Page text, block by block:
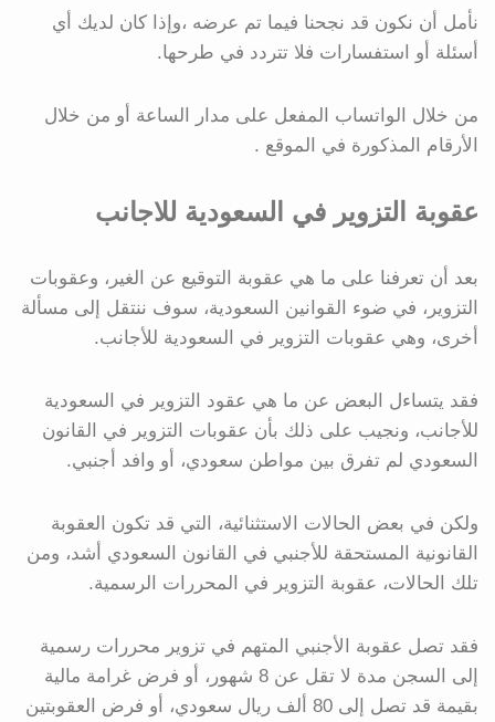
نأمل أن نكون قد نجحنا فيما تم عرضه ،وإذا كان لديك أي
أسئلة أو استفسارات فلا تتردد في طرحها.
من خلال الواتساب المفعل على مدار الساعة أو من خلال
الأرقام المذكورة في الموقع .
عقوبة التزوير في السعودية للاجانب
بعد أن تعرفنا على ما هي عقوبة التوقيع عن الغير، وعقوبات
التزوير، في ضوء القوانين السعودية، سوف ننتقل إلى مسألة
أخرى، وهي عقوبات التزوير في السعودية للأجانب.
فقد يتساءل البعض عن ما هي عقود التزوير في السعودية
للأجانب، ونجيب على ذلك بأن عقوبات التزوير في القانون
السعودي لم تفرق بين مواطن سعودي، أو وافد أجنبي.
ولكن في بعض الحالات الاستثنائية، التي قد تكون العقوبة
القانونية المستحقة للأجنبي في القانون السعودي أشد، ومن
تلك الحالات، عقوبة التزوير في المحررات الرسمية.
فقد تصل عقوبة الأجنبي المتهم في تزوير محررات رسمية
إلى السجن مدة لا تقل عن 8 شهور، أو فرض غرامة مالية
بقيمة قد تصل إلى 80 ألف ريال سعودي، أو فرض العقوبتين